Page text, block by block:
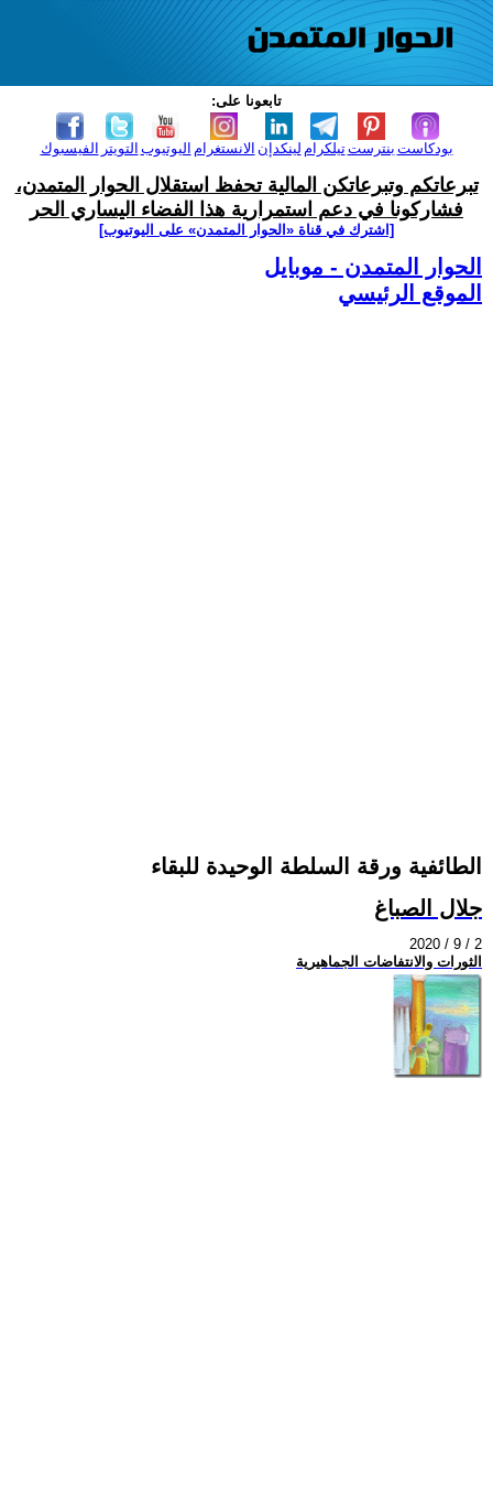
تابعونا على:
الفيسبوك التويتر اليوتيوب الانستغرام لينكدإن تيلكرامبنترست بودكاست
تبرعاتكم وتبرعاتكن المالية تحفظ استقلال الحوار المتمدن،
فشاركونا في دعم استمرارية هذا الفضاء اليساري الحر
[اشترك في قناة ‫«الحوار المتمدن» على اليوتيوب]
الحوار المتمدن - موبايل
الموقع الرئيسي
الطائفية ورقة السلطة الوحيدة للبقاء
جلال الصباغ
2020 / 9 / 2
الثورات والانتفاضات الجماهيرية